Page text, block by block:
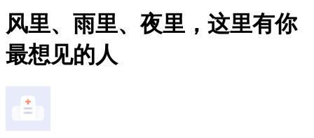
风里、雨里、夜里，这里有你
最想见的人